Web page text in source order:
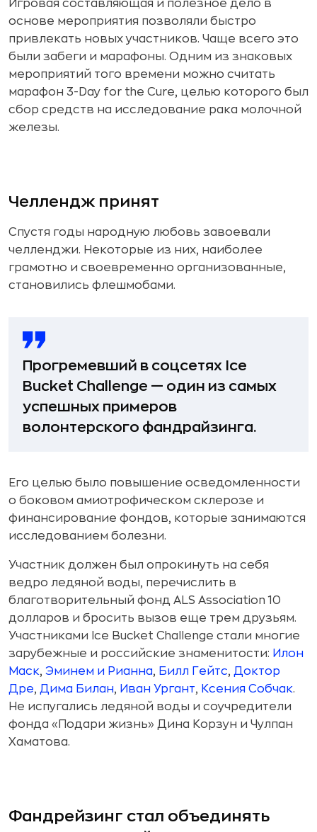
Игровая составляющая и полезное дело в
основе мероприятия позволяли быстро
привлекать новых участников. Чаще всего это
были забеги и марафоны. Одним из знаковых
мероприятий того времени можно считать
марафон 3-Day for the Cure, целью которого был
сбор средств на исследование рака молочной
железы.
Челлендж принят
Спустя годы народную любовь завоевали
челленджи. Некоторые из них, наиболее
грамотно и своевременно организованные,
становились флешмобами.
Прогремевший в соцсетях Ice
Bucket Challenge — один из самых
успешных примеров
волонтерского фандрайзинга.
Его целью было повышение осведомленности
о боковом амиотрофическом склерозе и
финансирование фондов, которые занимаются
исследованием болезни.
Участник должен был опрокинуть на себя
ведро ледяной воды, перечислить в
благотворительный фонд ALS Association 10
долларов и бросить вызов еще трем друзьям.
Участниками Ice Bucket Challenge стали многие
зарубежные и российские знаменитости: Илон
Маск, Эминем и Рианна, Билл Гейтс, Доктор
Дре, Дима Билан, Иван Ургант, Ксения Собчак.
Не испугались ледяной воды и соучредители
фонда «Подари жизнь» Дина Корзун и Чулпан
Хаматова.
Фандрейзинг стал объединять